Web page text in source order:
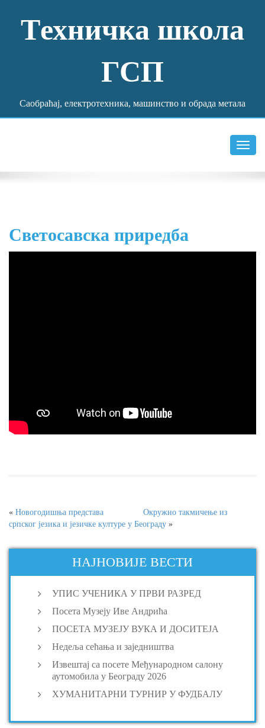
Tехничка школа
ГСП
Саобраћај, електротехника, машинство и обрада метала
Светосавска приредба
« Новогодишња представа
Окружно такмичење из
српског језика и језичке културе у Београду »
НАЈНОВИЈЕ ВЕСТИ
УПИС УЧЕНИКА У ПРВИ РАЗРЕД
Посета Музеју Иве Андрића
ПОСЕТА МУЗЕЈУ ВУКА И ДОСИТЕЈА
Недеља сећања и заједништва
Извештај са посете Међународном салону
аутомобила у Београду 2026
ХУМАНИТАРНИ ТУРНИР У ФУДБАЛУ